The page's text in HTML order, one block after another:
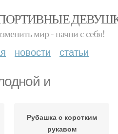
СПОРТИВНЫЕ
мир - начни с себя!
новости статьи
и
Рубашка с коротким
рукавом